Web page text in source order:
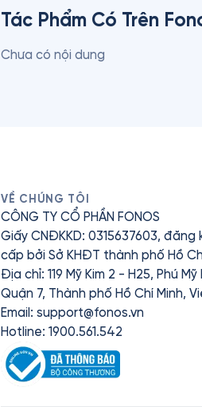
Tác Phẩm Có Trên
Chưa có nội dung
VỀ CHÚNG TÔI
CÔNG TY CỔ PHẦN FONOS
Giấy CNĐKKD: 0315637603,
cấp bởi Sở KHĐT thành phố Hồ
Địa chỉ: 119 Mỹ Kim 2 - H25, Phú
Quận 7, Thành phố Hồ Chí Minh,
Email: support@fonos.vn
Hotline: 1900.561.542